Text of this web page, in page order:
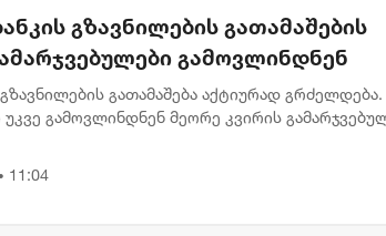
გზავნილების გათამაშების
გამოვლინდნენ
გათამაშება აქტიურად გრძელდება.
უკვე გამოვლინდნენ მეორე კვირის
• 11:04